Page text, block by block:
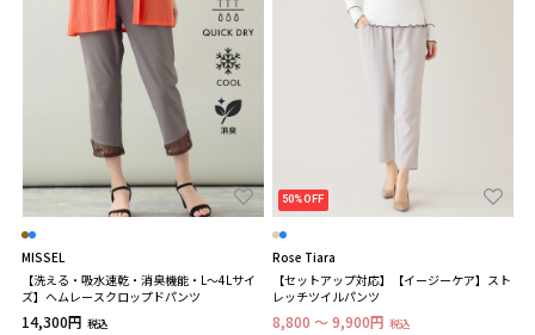
MISSEL
【洗える・吸水速乾・消臭機能・L～4Lサイ
ズ】ヘムレースクロップドパンツ
14,300円 税込
50%OFF
Rose Tiara
【セットアップ対応】【イージーケア】スト
レッチツイルパンツ
8,800 ～ 9,900円 税込